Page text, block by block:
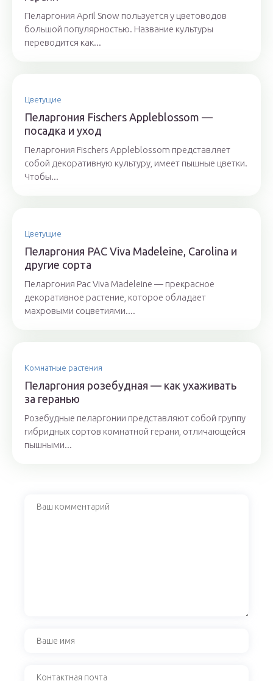
Пеларгония April Snow пользуется у цветоводов
большой популярностью. Название культуры
переводится как...
Цветущие
Пеларгония Fischers Appleblossom —
посадка и уход
Пеларгония Fischers Appleblossom представляет
собой декоративную культуру, имеет пышные цветки.
Чтобы...
Цветущие
Пеларгония PAC Viva Madeleine, Carolina и
другие сорта
Пеларгония Pac Viva Madeleine — прекрасное
декоративное растение, которое обладает
махровыми соцветиями....
Комнатные растения
Пеларгония розебудная — как ухаживать
за геранью
Розебудные пеларгонии представляют собой группу
гибридных сортов комнатной герани, отличающейся
пышными...